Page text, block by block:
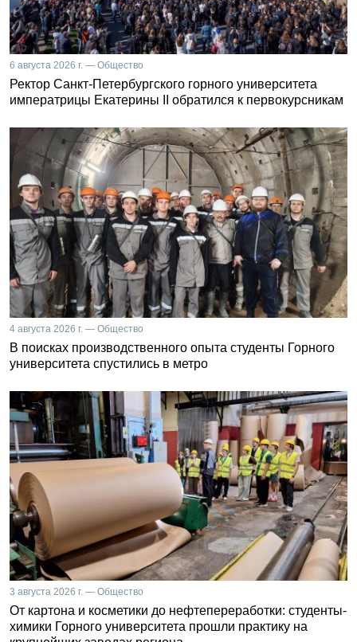
6 августа 2026 г. — Общество
Ректор Санкт-Петербургского горного университета
императрицы Екатерины II обратился к первокурсникам
4 августа 2026 г. — Общество
В поисках производственного опыта студенты Горного
университета спустились в метро
3 августа 2026 г. — Общество
От картона и косметики до нефтепереработки: студенты-
химики Горного университета прошли практику на